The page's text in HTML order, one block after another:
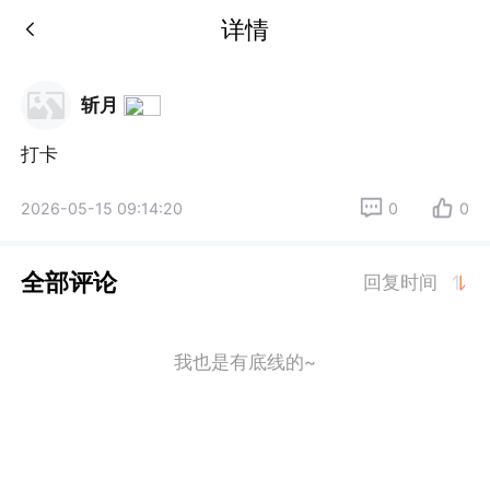
详情
斩月
打卡
2026-05-15 09:14:20 0 0
全部评论 回复时间
我也是有底线的~